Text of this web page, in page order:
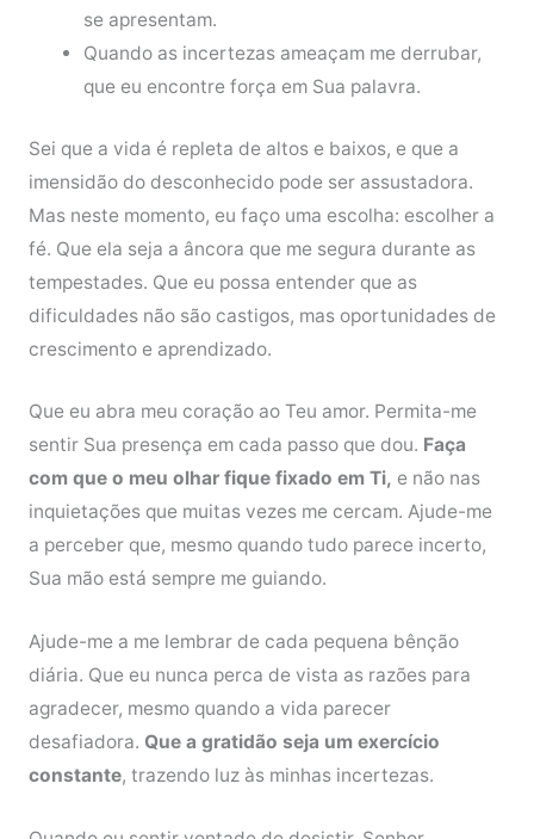
se apresentam.
Quando as incertezas ameaçam me derrubar,
que eu encontre força em Sua palavra.
Sei que a vida é repleta de altos e baixos, e que a
imensidão do desconhecido pode ser assustadora.
Mas neste momento, eu faço uma escolha: escolher a
fé. Que ela seja a âncora que me segura durante as
tempestades. Que eu possa entender que as
dificuldades não são castigos, mas oportunidades de
crescimento e aprendizado.
Que eu abra meu coração ao Teu amor. Permita-me
sentir Sua presença em cada passo que dou. Faça
com que o meu olhar fique fixado em Ti, e não nas
inquietações que muitas vezes me cercam. Ajude-me
a perceber que, mesmo quando tudo parece incerto,
Sua mão está sempre me guiando.
Ajude-me a me lembrar de cada pequena bênção
diária. Que eu nunca perca de vista as razões para
agradecer, mesmo quando a vida parecer
desafiadora. Que a gratidão seja um exercício
constante, trazendo luz às minhas incertezas.